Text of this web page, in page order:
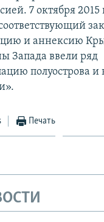
7 октября 2015
и аннексию
Запада ввели ряд
полуострова и
Печать